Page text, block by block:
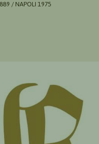
/ NAPOLI 1975